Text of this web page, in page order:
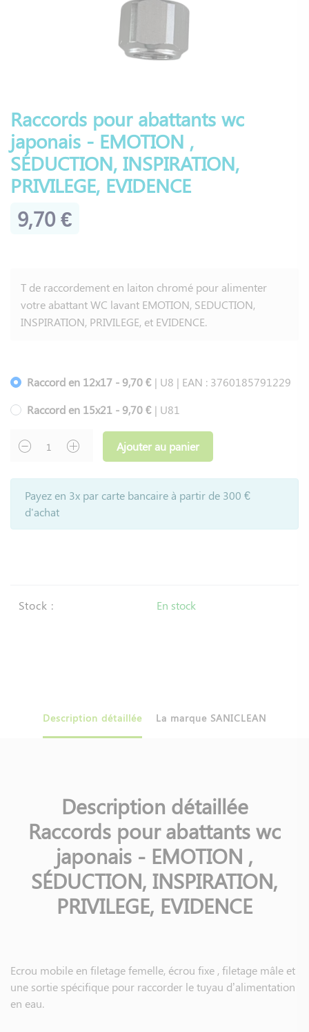
Raccords pour abattants wc
japonais - EMOTION ,
SÉDUCTION, INSPIRATION,
PRIVILEGE, EVIDENCE
9,70 €
T de raccordement en laiton chromé pour alimenter
votre abattant WC lavant EMOTION, SEDUCTION,
INSPIRATION, PRIVILEGE, et EVIDENCE.
Raccord en 12x17 - 9,70 € | U8 | EAN : 3760185791229
Raccord en 15x21 - 9,70 € | U81
Ajouter au panier
Payez en 3x par carte bancaire à partir de 300 €
d'achat
Stock : En stock
Description détaillée La marque SANICLEAN
Description détaillée
Raccords pour abattants wc
japonais - EMOTION ,
SÉDUCTION, INSPIRATION,
PRIVILEGE, EVIDENCE
Ecrou mobile en filetage femelle, écrou fixe , filetage mâle et
une sortie spécifique pour raccorder le tuyau d’alimentation
en eau.